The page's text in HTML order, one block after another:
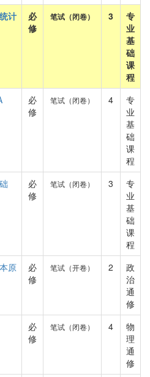
计
必
修
笔试（闭卷） 3
专
业
基
础
课
程
必
修
笔试（闭卷） 4
专
业
基
础
课
程
必
修
笔试（闭卷） 3
专
业
基
础
课
程
原
必
修
笔试（开卷） 2
政
治
通
修
必
修
笔试（闭卷） 4
物
理
通
修